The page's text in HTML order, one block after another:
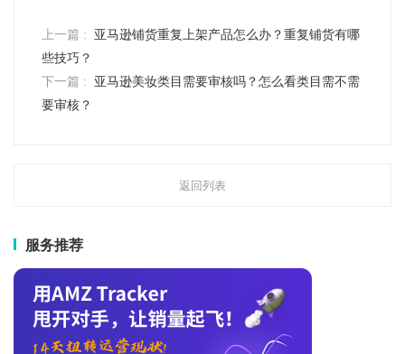
上一篇 :
亚马逊铺货重复上架产品怎么办？重复铺货有哪
些技巧？
下一篇 :
亚马逊美妆类目需要审核吗？怎么看类目需不需
要审核？
返回列表
服务推荐